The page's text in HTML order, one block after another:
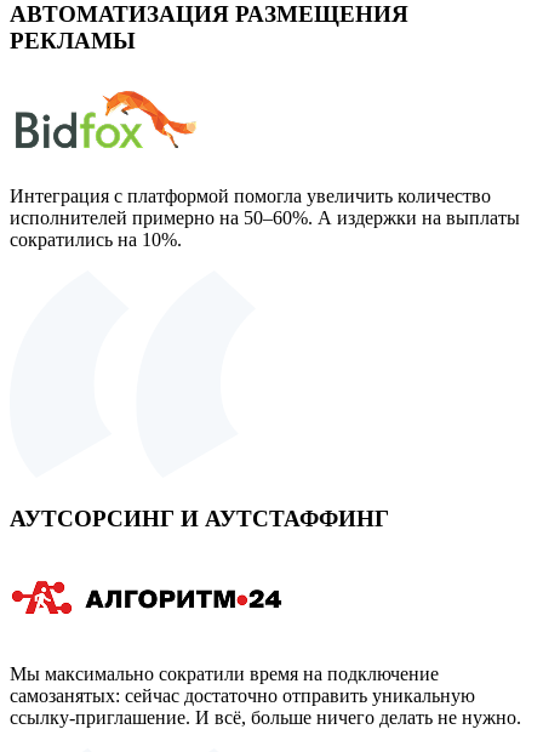
АВТОМАТИЗАЦИЯ РАЗМЕЩЕНИЯ
РЕКЛАМЫ
Интеграция с платформой помогла увеличить количество
исполнителей примерно на 50–60%. А издержки на выплаты
сократились на 10%.
АУТСОРСИНГ И АУТСТАФФИНГ
Мы максимально сократили время на подключение
самозанятых: сейчас достаточно отправить уникальную
ссылку-приглашение. И всё, больше ничего делать не нужно.